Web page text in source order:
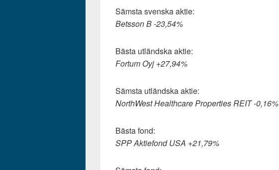
Sämsta svenska aktie:
Betsson B -23,54%
Bästa utländska aktie:
Fortum Oyj +27,94%
Sämsta utländska aktie:
NorthWest Healthcare Properties REIT -0,16%
Bästa fond:
SPP Aktiefond USA +21,79%